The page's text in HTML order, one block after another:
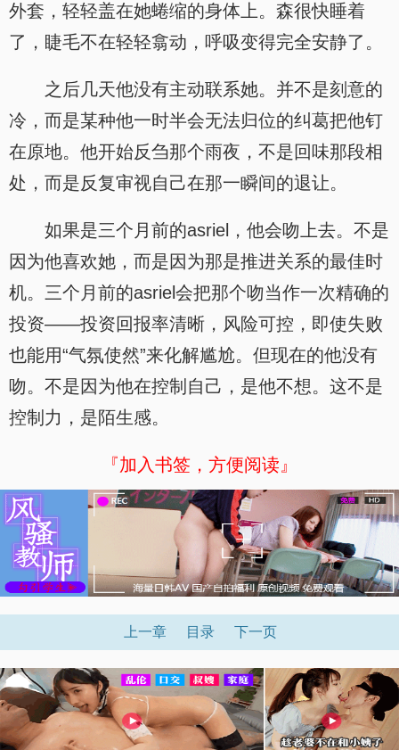
外套，轻轻盖在她蜷缩的身体上。森很快睡着
了，睫毛不在轻轻翕动，呼吸变得完全安静了。
之后几天他没有主动联系她。并不是刻意的
冷，而是某种他一时半会无法归位的纠葛把他钉
在原地。他开始反刍那个雨夜，不是回味那段相
处，而是反复审视自己在那一瞬间的退让。
如果是三个月前的asriel，他会吻上去。不是
因为他喜欢她，而是因为那是推进关系的最佳时
机。三个月前的asriel会把那个吻当作一次精确的
投资——投资回报率清晰，风险可控，即使失败
也能用“气氛使然”来化解尴尬。但现在的他没有
吻。不是因为他在控制自己，是他不想。这不是
控制力，是陌生感。
『加入书签，方便阅读』
上一章 目录 下一页